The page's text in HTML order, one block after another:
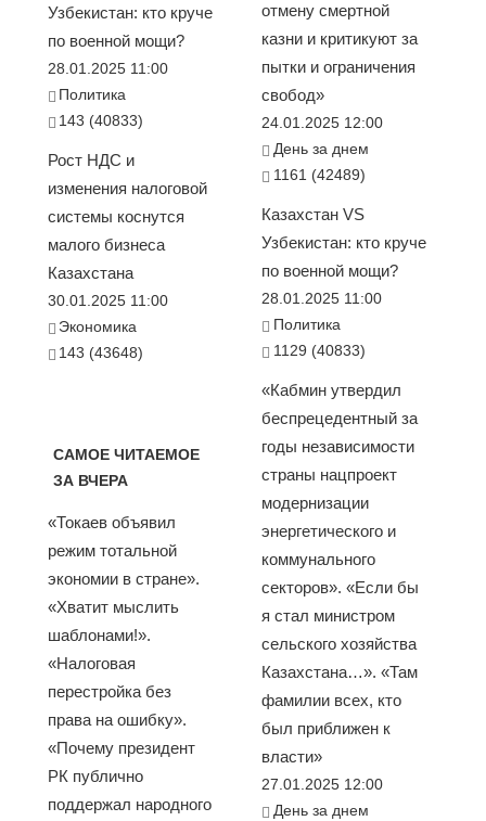
Узбекистан: кто круче
по военной мощи?
28.01.2025 11:00
Политика
143 (40833)
Рост НДС и
изменения налоговой
системы коснутся
малого бизнеса
Казахстана
30.01.2025 11:00
Экономика
143 (43648)
САМОЕ ЧИТАЕМОЕ
ЗА ВЧЕРА
«Токаев объявил
режим тотальной
экономии в стране».
«Хватит мыслить
шаблонами!».
«Налоговая
перестройка без
права на ошибку».
«Почему президент
РК публично
поддержал народного
отмену смертной
казни и критикуют за
пытки и ограничения
свобод»
24.01.2025 12:00
День за днем
1161 (42489)
Казахстан VS
Узбекистан: кто круче
по военной мощи?
28.01.2025 11:00
Политика
1129 (40833)
«Кабмин утвердил
беспрецедентный за
годы независимости
страны нацпроект
модернизации
энергетического и
коммунального
секторов». «Если бы
я стал министром
сельского хозяйства
Казахстана…». «Там
фамилии всех, кто
был приближен к
власти»
27.01.2025 12:00
День за днем